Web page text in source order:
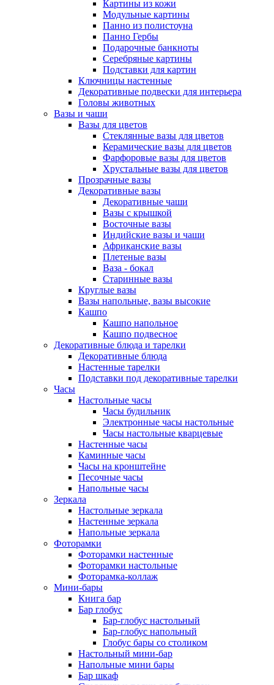
Картины из кожи
Модульные картины
Панно из полистоуна
Панно Гербы
Подарочные банкноты
Серебряные картины
Подставки для картин
Ключницы настенные
Декоративные подвески для интерьера
Головы животных
Вазы и чаши
Вазы для цветов
Стеклянные вазы для цветов
Керамические вазы для цветов
Фарфоровые вазы для цветов
Хрустальные вазы для цветов
Прозрачные вазы
Декоративные вазы
Декоративные чаши
Вазы с крышкой
Восточные вазы
Индийские вазы и чаши
Африканские вазы
Плетеные вазы
Ваза - бокал
Старинные вазы
Круглые вазы
Вазы напольные, вазы высокие
Кашпо
Кашпо напольное
Кашпо подвесное
Декоративные блюда и тарелки
Декоративные блюда
Настенные тарелки
Подставки под декоративные тарелки
Часы
Настольные часы
Часы будильник
Электронные часы настольные
Часы настольные кварцевые
Настенные часы
Каминные часы
Часы на кронштейне
Песочные часы
Напольные часы
Зеркала
Настольные зеркала
Настенные зеркала
Напольные зеркала
Фоторамки
Фоторамки настенные
Фоторамки настольные
Фоторамка-коллаж
Мини-бары
Книга бар
Бар глобус
Бар-глобус настольный
Бар-глобус напольный
Глобус бары со столиком
Настольный мини-бар
Напольные мини бары
Бар шкаф